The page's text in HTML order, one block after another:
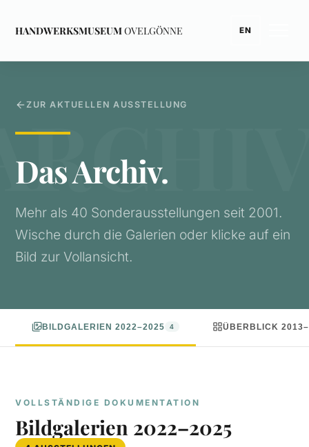
HANDWERKSMUSEUMOVELGÖNNE EN
ZUR AKTUELLEN AUSSTELLUNG
Das Archiv.
Mehr als 40 Sonderausstellungen seit 2001.
Wische durch die Galerien oder klicke auf ein
Bild zur Vollansicht.
BILDGALERIEN 2022–2025 4 ÜBERBLICK
VOLLSTÄNDIGE DOKUMENTATION
Bildgalerien 2022–2025